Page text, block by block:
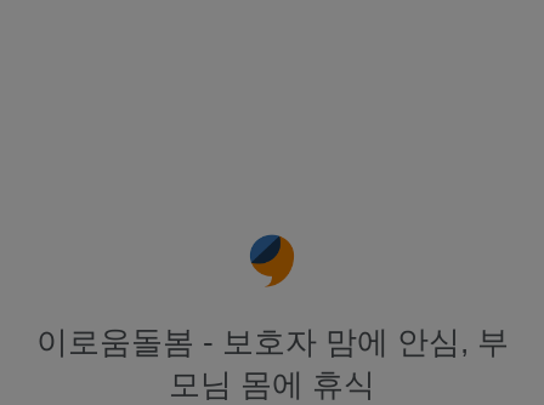
이로움돌봄 - 보호자 맘에 안심, 부
모님 몸에 휴식